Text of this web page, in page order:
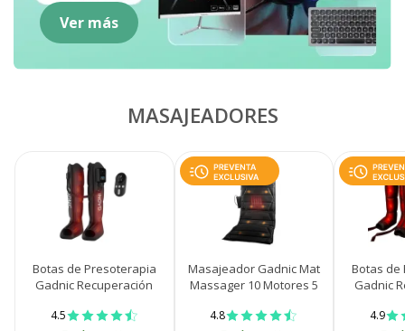
Ver más
MASAJEADORES
Botas de Presoterapia
Gadnic Recuperación
Remoto
4.5
Masajeador Gadnic Mat
Massager 10 Motores 5
4.8
Botas de
Gadnic
4.9